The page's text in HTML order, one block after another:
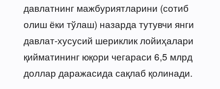
давлатнинг мажбуриятларини (сотиб
олиш ёки тўлаш) назарда тутувчи янги
давлат-хусусий шериклик лойиҳалари
қийматининг юқори чегараси 6,5 млрд
доллар даражасида сақлаб қолинади.